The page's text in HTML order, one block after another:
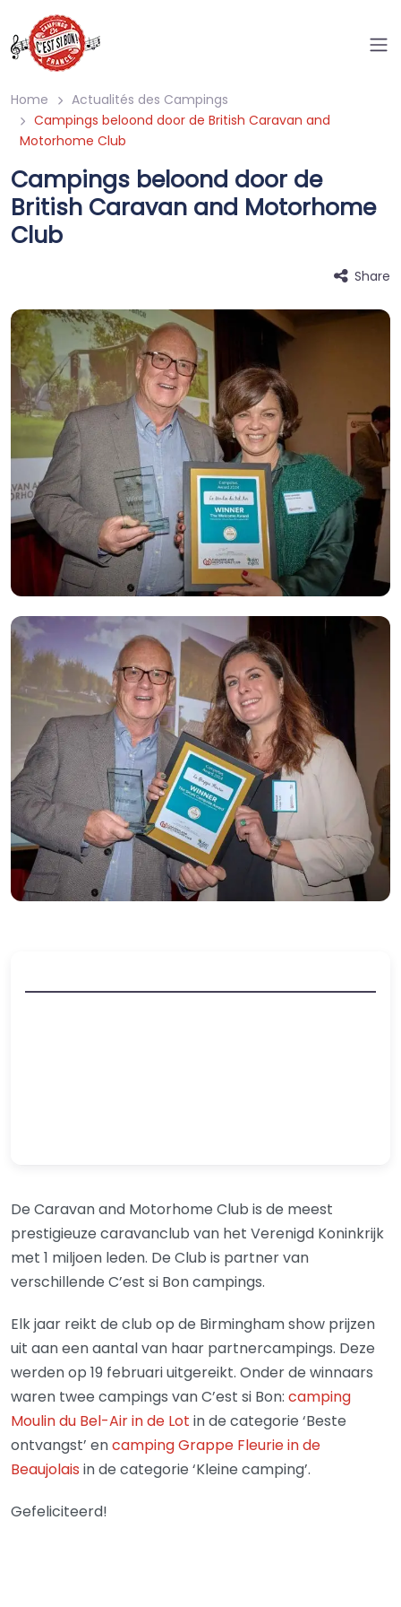
Home
Actualités des Campings
Campings beloond door de British Caravan and
Motorhome Club
Campings beloond door de
British Caravan and Motorhome
Club
Share
De Caravan and Motorhome Club is de meest
prestigieuze caravanclub van het Verenigd Koninkrijk
met 1 miljoen leden. De Club is partner van
verschillende C’est si Bon campings.
Elk jaar reikt de club op de Birmingham show prijzen
uit aan een aantal van haar partnercampings. Deze
werden op 19 februari uitgereikt. Onder de winnaars
waren twee campings van C’est si Bon: camping
Moulin du Bel-Air in de Lot in de categorie ‘Beste
ontvangst’ encamping Grappe Fleurie in de
Beaujolais in de categorie ‘Kleine camping’.
Gefeliciteerd!